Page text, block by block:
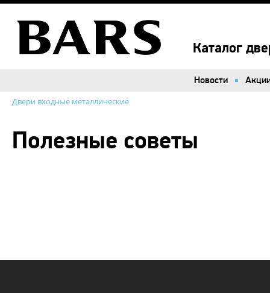
Каталог
Новости
Двери входные металлические
Полезные советы